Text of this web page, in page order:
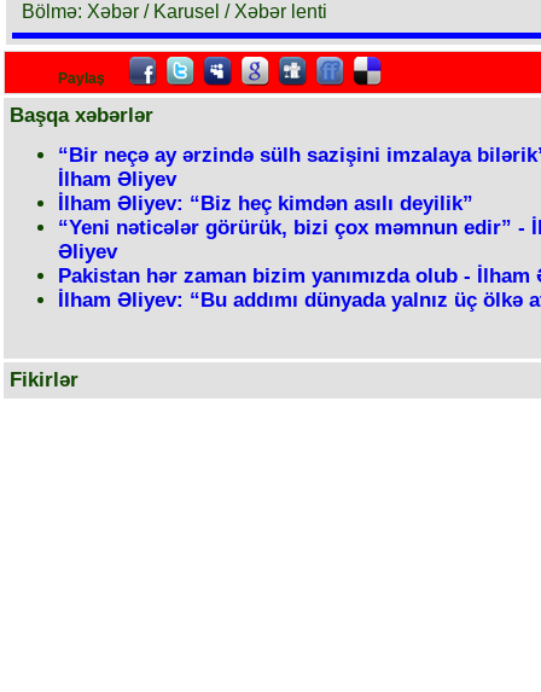
Bölmə: Xəbər / Karusel / Xəbər lenti
Paylaş
Başqa xəbərlər
“Bir neçə ay ərzində sülh sazişini imzalaya
İlham Əliyev
İlham Əliyev: “Biz heç kimdən asılı deyilik”
“Yeni nəticələr görürük, bizi çox məmnun edir” -
Əliyev
Pakistan hər zaman bizim yanımızda olub - İlham
İlham Əliyev: “Bu addımı dünyada yalnız üç ölkə
Fikirlər